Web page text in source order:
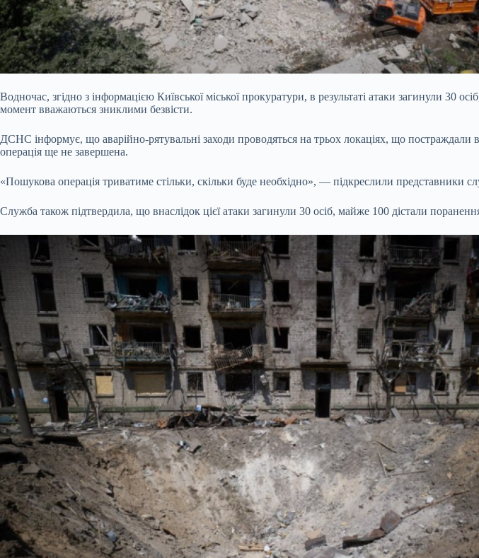
Водночас, згідно з інформацією Київської міської прокуратури, в результаті атаки загинули 30
момент вважаються зниклими безвісти.
ДСНС інформує, що аварійно-рятувальні заходи проводяться на трьох локаціях, що
операція ще не завершена.
«Пошукова операція триватиме стільки, скільки буде необхідно», — підкреслили представники
Служба також підтвердила, що внаслідок цієї атаки загинули 30 осіб, майже 100 дістали